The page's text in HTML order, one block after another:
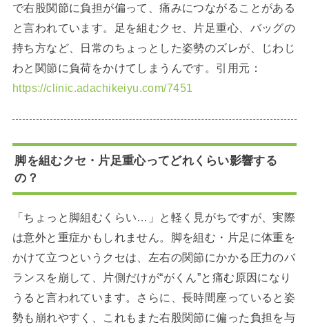
で右股関節に負担が偏って、痛みにつながることがある
と言われています。足を組むクセ、片足重心、バッグの
持ち方など、日常のちょっとした姿勢のズレが、じわじ
わと関節に負荷をかけてしまうんです。引用元：
https://clinic.adachikeiyu.com/7451
脚を組むクセ・片足重心ってどれくらい影響する
の？
「ちょっと脚組むくらい…」と軽く見がちですが、実際
は意外と重症かもしれません。脚を組む・片足に体重を
かけて立つというクセは、左右の関節にかかる圧力のバ
ランスを崩して、片側だけが“がくん”と痛む原因になり
うると言われています。さらに、長時間座っていると姿
勢も崩れやすく、これもまた右股関節に偏った負担を与